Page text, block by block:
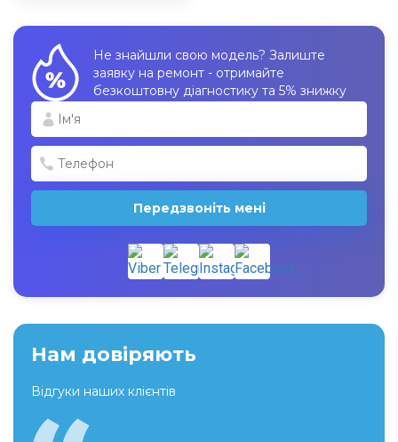
Не знайшли свою модель? Залиште
заявку на ремонт - отримайте
безкоштовну діагностику та 5% знижку
Передзвоніть мені
Нам довіряють
Відгуки наших клієнтів